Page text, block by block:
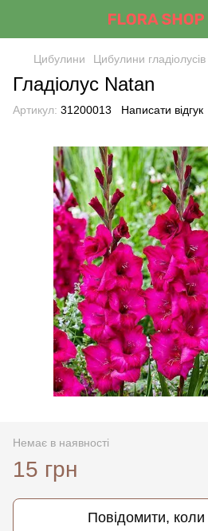
Цибулини Цибулини гладіолусів
Гладіолус Natan
Артикул: 31200013 Написати відгук
Немає в наявності
15 грн
Повідомити, коли